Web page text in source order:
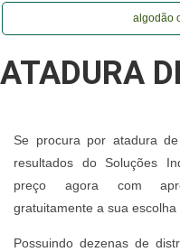
algodão
ATADURA
Se procura por atadura
resultados do Soluções
preço agora com
gratuitamente a sua escolha
Possuindo dezenas de